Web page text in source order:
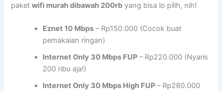
paketwifi murah dibawah 200rb yang bisa lo pilih, nih!
Eznet 10 Mbps – Rp150.000 (Cocok buat
pemakaian ringan)
Internet Only 30 Mbps FUP – Rp220.000 (Nyaris
200 ribu aja!)
Internet Only 30 Mbps High FUP – Rp280.000